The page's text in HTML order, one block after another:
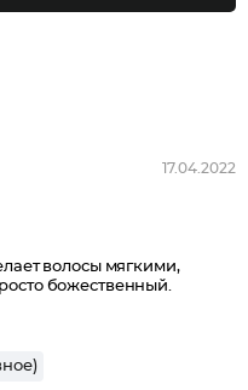
17.04.2022
волосы мягкими,
божественный.